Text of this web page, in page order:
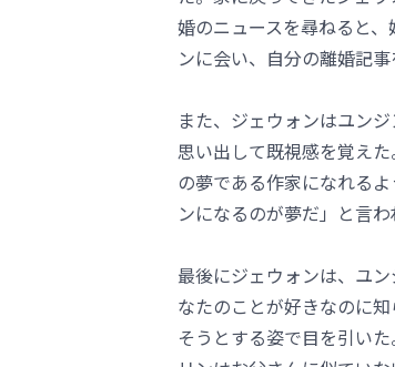
婚のニュースを尋ねると
ンに会い、自分の離婚記
また、ジェウォンはユン
思い出して既視感を覚え
の夢である作家になれる
ンになるのが夢だ」と言
最後にジェウォンは、ユ
なたのことが好きなのに
そうとする姿で目を引い